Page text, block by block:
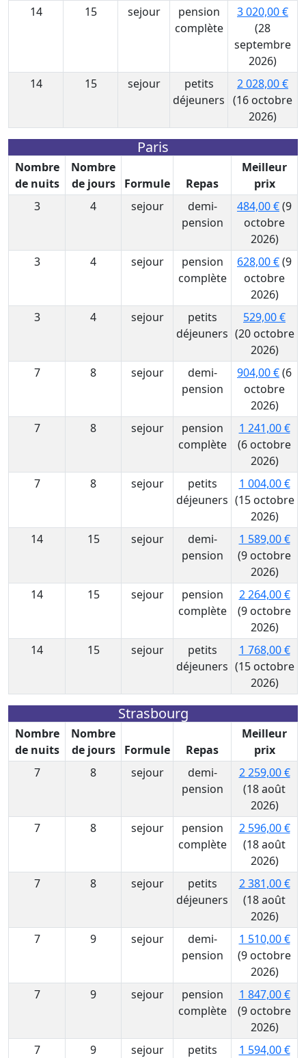
14 15 sejour
pension
complète
3 020,00 €
(28
septembre
2026)
14
15 sejour
petits
déjeuners
2 028,00 €
(16 octobre
2026)
Paris
Nombre
de nuits
Nombre
de jours
Formule Repas
Meilleur
prix
3
4 sejour
demi-
pension
484,00 €(9
octobre
2026)
3
4 sejour
pension
complète
628,00 €(9
octobre
2026)
3
4 sejour
petits
déjeuners
529,00 €
(20 octobre
2026)
7
8 sejour
demi-
pension
904,00 €(6
octobre
2026)
7
8 sejour
pension
complète
1 241,00 €
(6 octobre
2026)
7
8 sejour
petits
déjeuners
1 004,00 €
(15 octobre
2026)
14
15 sejour
demi-
pension
1 589,00 €
(9 octobre
2026)
14
15 sejour
pension
complète
2 264,00 €
(9 octobre
2026)
14
15 sejour
petits
déjeuners
1 768,00 €
(15 octobre
2026)
Strasbourg
Nombre
de nuits
Nombre
de jours
Formule Repas
Meilleur
prix
7
8 sejour
demi-
pension
2 259,00 €
(18 août
2026)
7
8 sejour
pension
complète
2 596,00 €
(18 août
2026)
7
8 sejour
petits
déjeuners
2 381,00 €
(18 août
2026)
7
9 sejour
demi-
pension
1 510,00 €
(9 octobre
2026)
7
9 sejour
pension
complète
1 847,00 €
(9 octobre
2026)
7
9 sejour
petits
1 594,00 €